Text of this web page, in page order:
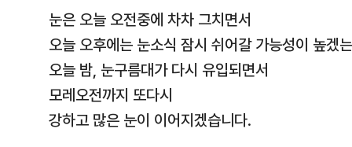
눈은 오늘 오전중에 차차 그치면서
오늘 오후에는 눈소식 잠시 쉬어갈 가능성이 높겠
오늘 밤, 눈구름대가 다시 유입되면서
모레오전까지 또다시
강하고 많은 눈이 이어지겠습니다.